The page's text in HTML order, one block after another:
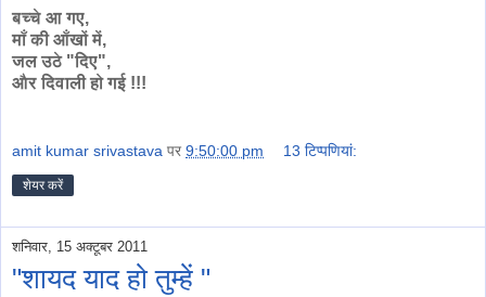
बच्चे आ गए,
माँ की आँखों में,
जल उठे "दिए",
और दिवाली हो गई !!!
amit kumar srivastava पर 9:50:00 pm 13 टिप्‍पणियां:
शेयर करें
शनिवार, 15 अक्टूबर 2011
"शायद याद हो तुम्हें "